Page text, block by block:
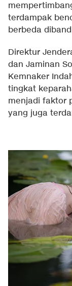
terdampak
berbeda
Direktur
dan Jaminan
Kemnaker
tingkat
menjadi faktor
yang juga